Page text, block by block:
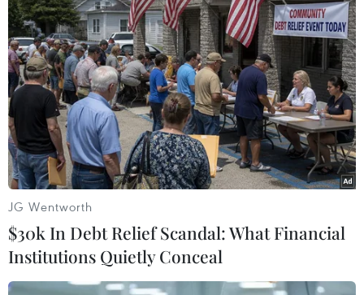
TIN LIÊN QUAN
JG Wentworth
$30k In Debt Relief Scandal: What Financial
Institutions Quietly Conceal